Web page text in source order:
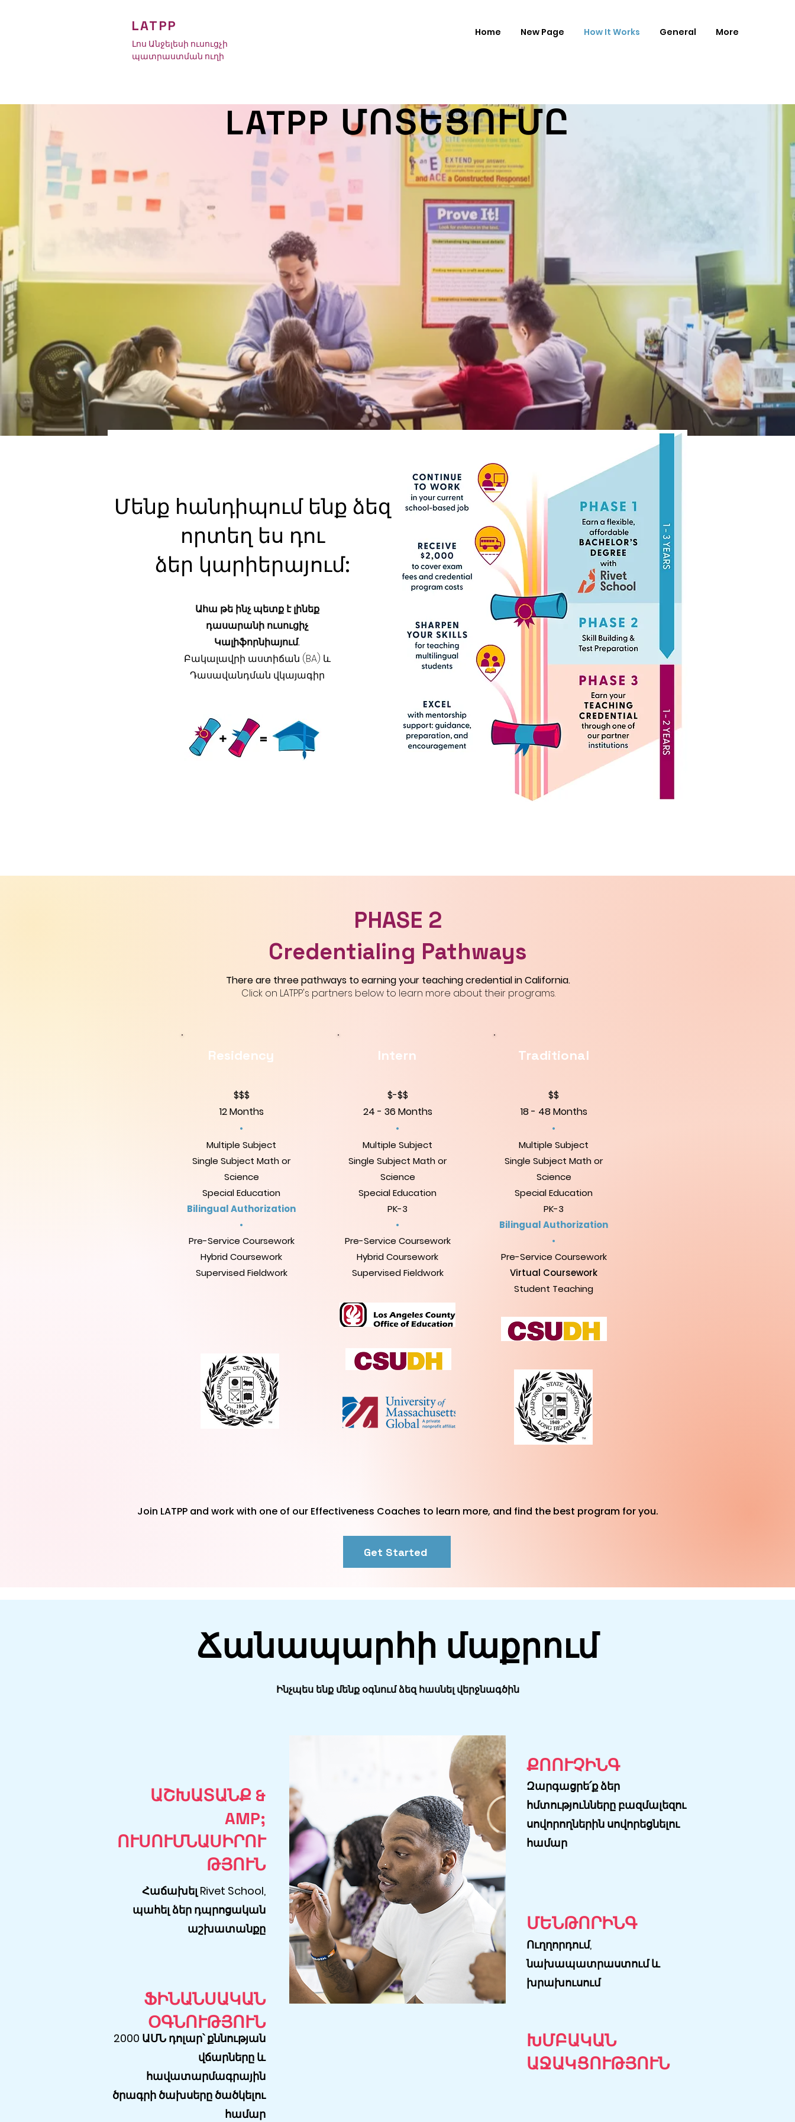
LATPP
Լոս Անջելեսի ուսուցչի
պատրաստման ուղի
Home New Page How It Works General More
LATPP ՄՈՏԵՑՈՒՄԸ
Մենք հանդիպում ենք ձեզ
որտեղ ես դու
ձեր կարիերայում:
Ահա թե ինչ պետք է լինեք
դասարանի ուսուցիչ
Կալիֆորնիայում.
Բակալավրի աստիճան (BA) և
Դասավանդման վկայագիր
PHASE 2
Credentialing Pathways
There are three pathways to earning your teaching credential in California.
Click on LATPP's partners below to learn more about their programs.
$$$
12 Months
•
Multiple Subject
Single Subject Math or
Science
Special Education
Bilingual Authorization
•
Pre-Service Coursework
Hybrid Coursework
Supervised Fieldwork
Residency
$-$$
24 - 36 Months
•
Multiple Subject
Single Subject Math or
Science
Special Education
PK-3
•
Pre-Service Coursework
Hybrid Coursework
Supervised Fieldwork
Intern
$$
18 - 48 Months
•
Multiple Subject
Single Subject Math or
Science
Special Education
PK-3
Bilingual Authorization
•
Pre-Service Coursework
Virtual Coursework
Student Teaching
Traditional
Join LATPP and work with one of our Effectiveness Coaches to learn more, and find the best program for you.
Get Started
Ճանապարհի մաքրում
Ինչպես ենք մենք օգնում ձեզ հասնել վերջնագծին
ԱՇԽԱՏԱՆՔ &
AMP;
ՈՒՍՈՒՄՆԱՍԻՐՈՒ
ԹՅՈՒՆ
Հաճախել Rivet School,
պահել ձեր դպրոցական
աշխատանքը
ՖԻՆԱՆՍԱԿԱՆ
ՕԳՆՈՒԹՅՈՒՆ
2000 ԱՄՆ դոլար՝ քննության
վճարները և
հավատարմագրային
ծրագրի ծախսերը ծածկելու
համար
ՔՈՈՒՉԻՆԳ
Զարգացրե՛ք ձեր
հմտությունները բազմալեզու
սովորողներին սովորեցնելու
համար
ՄԵՆԹՈՐԻՆԳ
Ուղղորդում,
նախապատրաստում և
խրախուսում
ԽՄԲԱԿԱՆ
ԱՋԱԿՑՈՒԹՅՈՒՆ